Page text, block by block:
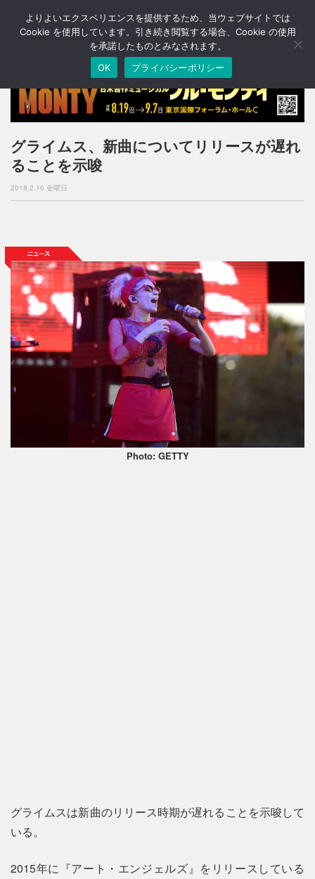
T
o
n
a
v
i
g
o
グライムス、新曲についてリリースが遅れ
ることを示唆
2018.2.16 金曜日
Photo: GETTY
グライムスは新曲のリリース時期が遅れることを示唆して
いる。
2015年に『アート・エンジェルズ』をリリースしている
よりよいエクスペリエンスを提供するため、当ウェブサイトでは
Cookie を使用しています。引き続き閲覧する場合、Cookie の使用
を承諾したものとみなされます。
OK
プライバシーポリシー